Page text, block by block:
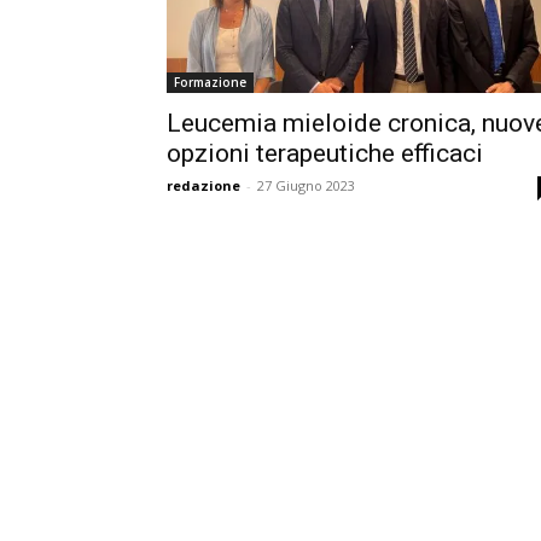
Formazione
Leucemia mieloide cronica,
opzioni terapeutiche efficaci
redazione - 27 Giugno 2023